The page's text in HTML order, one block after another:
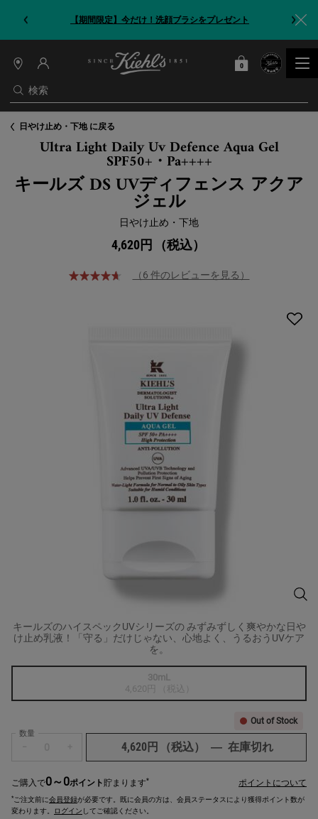
【期間限定】今だけ！洗顔ブラシをプレゼント
検索
店
情
報
カート
0
0 カート内の製品
日やけ止め・下地 に戻る
Ultra Light Daily Uv Defence Aqua Gel
SPF50+・Pa++++
キールズ DS UVディフェンス アクア
ジェル
日やけ止め・下地
4,620円 （税込）
（6 件のレビューを見る）
キ
キールズのハイスペックUVシリーズの みずみずしく爽やかな日や
け止め乳液！「守る」だけじゃない、心地よく、うるおうUVケア
を。
商品バリエーションは在庫切れです,
30mL
4,620円
（税込）
Out of Stock
数量
4,620円 （税込） ― 在庫切れキール
ご購入で0～0ポイント貯まります* ポイントについて
*ご注文前に会員登録が必要です。既に会員の方は、会員ステータスにより獲得ポイント数が
変わります。
ログイン してご確認ください。